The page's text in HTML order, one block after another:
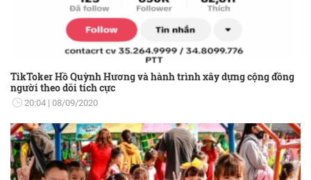
TikToker Hồ Quỳnh Hương và hành trình xây dựng cộng đồng
người theo dõi tích cực
20:04 08/09/2020